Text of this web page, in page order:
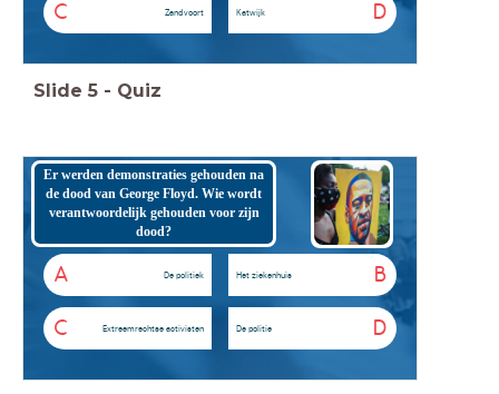
C Zandvoort D
Katwijk
Slide 5 - Quiz
Er werden demonstraties gehouden na
de dood van George Floyd. Wie wordt
verantwoordelijk gehouden voor zijn
dood?
A De politiek B
Het ziekenhuis
C Extreemrechtse activisten D
De politie